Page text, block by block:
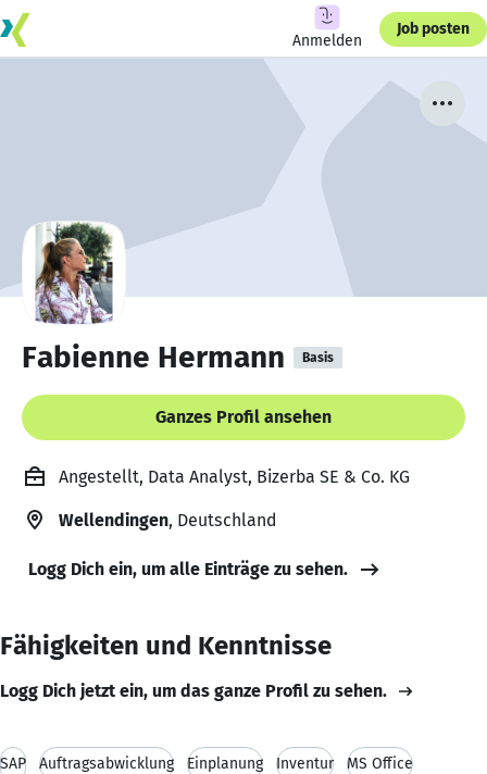
Anmelden
Job posten
Fabienne Hermann Basis
Ganzes Profil ansehen
Angestellt, Data Analyst, Bizerba SE & Co. KG
Wellendingen, Deutschland
Logg Dich ein, um alle Einträge zu sehen.
Fähigkeiten und Kenntnisse
Logg Dich jetzt ein, um das ganze Profil zu sehen.
SAP Auftragsabwicklung Einplanung Inventur MS Office